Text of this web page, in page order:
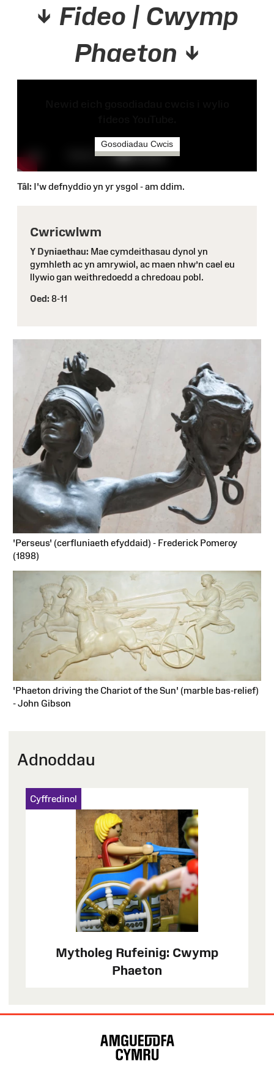
↓ Fideo | Cwymp
Phaeton ↓
Gosodiadau Cwcis
Tâl: I'w defnyddio yn yr ysgol - am ddim.
Cwricwlwm
Y Dyniaethau: Mae cymdeithasau dynol yn
gymhleth ac yn amrywiol, ac maen nhw’n cael eu
llywio gan weithredoedd a chredoau pobl.
Oed: 8-11
'Perseus' (cerfluniaeth efyddaid) - Frederick Pomeroy
(1898)
'Phaeton driving the Chariot of the Sun' (marble bas-relief)
- John Gibson
Adnoddau
Cyffredinol
Mytholeg Rufeinig: Cwymp
Phaeton